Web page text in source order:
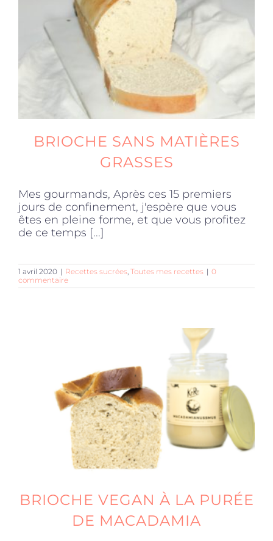
Produits sains
Click and collect
Traiteur
Accessoires
Offres
BRIOCHE SANS MATIÈRES
GRASSES
Mes gourmands, Après ces 15 premiers
jours de confinement, j'espère que vous
êtes en pleine forme, et que vous profitez
de ce temps [...]
1 avril 2020 | Recettes sucrées Toutes mes recettes | 0
commentaire
BRIOCHE VEGAN À LA PURÉE
DE MACADAMIA